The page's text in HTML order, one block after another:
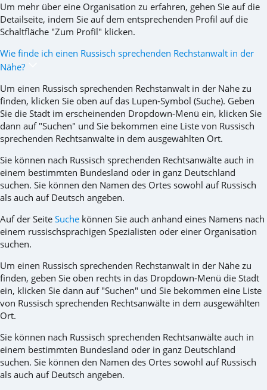
Um mehr über eine Organisation zu erfahren, gehen Sie auf die
Detailseite, indem Sie auf dem entsprechenden Profil auf die
Schaltfläche "Zum Profil" klicken.
Wie finde ich einen Russisch sprechenden Rechstanwalt in der
Nähe?
Um einen Russisch sprechenden Rechstanwalt in der Nähe zu
finden, klicken Sie oben auf das Lupen-Symbol (Suche). Geben
Sie die Stadt im erscheinenden Dropdown-Menü ein, klicken Sie
dann auf "Suchen" und Sie bekommen eine Liste von Russisch
sprechenden Rechtsanwälte in dem ausgewählten Ort.
Sie können nach Russisch sprechenden Rechtsanwälte auch in
einem bestimmten Bundesland oder in ganz Deutschland
suchen. Sie können den Namen des Ortes sowohl auf Russisch
als auch auf Deutsch angeben.
Auf der Seite Suche können Sie auch anhand eines Namens nach
einem russischsprachigen Spezialisten oder einer Organisation
suchen.
Um einen Russisch sprechenden Rechstanwalt in der Nähe zu
finden, geben Sie oben rechts in das Dropdown-Menü die Stadt
ein, klicken Sie dann auf "Suchen" und Sie bekommen eine Liste
von Russisch sprechenden Rechtsanwälte in dem ausgewählten
Ort.
Sie können nach Russisch sprechenden Rechtsanwälte auch in
einem bestimmten Bundesland oder in ganz Deutschland
suchen. Sie können den Namen des Ortes sowohl auf Russisch
als auch auf Deutsch angeben.